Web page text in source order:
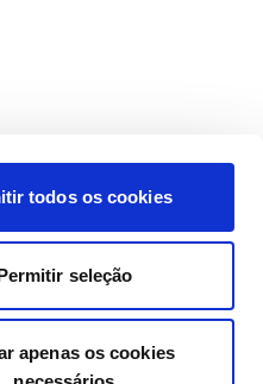
todos os cookies
seleção
apenas os cookies